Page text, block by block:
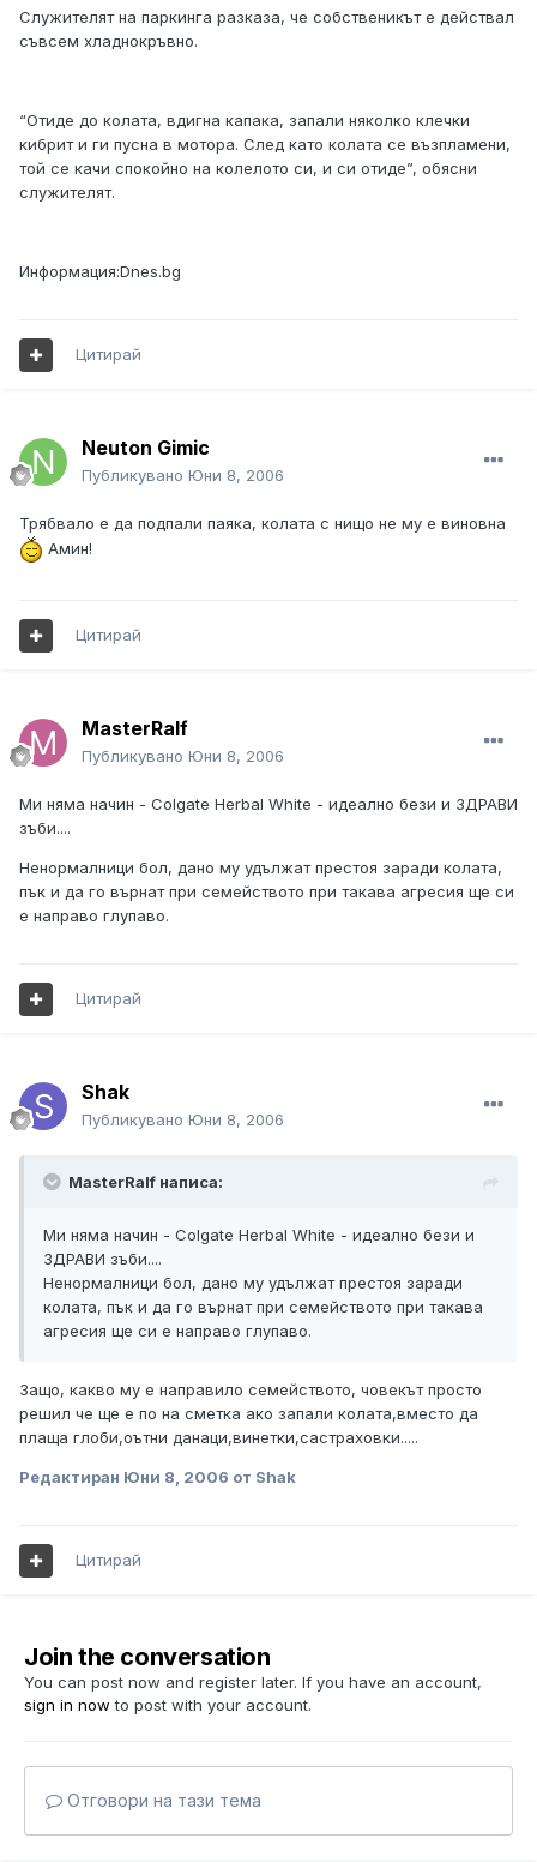
Служителят на паркинга разказа, че собственикът е действал
съвсем хладнокръвно.
“Отиде до колата, вдигна капака, запали няколко клечки
кибрит и ги пусна в мотора. След като колата се възпламени,
той се качи спокойно на колелото си, и си отиде”, обясни
служителят.
Информация:Dnes.bg
Цитирай
Neuton Gimic
Публикувано Юни 8, 2006
Трябвало е да подпали паяка, колата с нищо не му е виновна
Амин!
Цитирай
MasterRalf
Публикувано Юни 8, 2006
Ми няма начин - Colgate Herbal White - идеално бези и ЗДРАВИ
зъби....
Ненормалници бол, дано му удължат престоя заради колата,
пък и да го върнат при семейството при такава агресия ще си
е направо глупаво.
Цитирай
Shak
Публикувано Юни 8, 2006
MasterRalf написа:
Ми няма начин - Colgate Herbal White - идеално бези и
ЗДРАВИ зъби....
Ненормалници бол, дано му удължат престоя заради
колата, пък и да го върнат при семейството при такава
агресия ще си е направо глупаво.
Защо, какво му е направило семейството, човекът просто
решил че ще е по на сметка ако запали колата,вместо да
плаща глоби,оътни данаци,винетки,састраховки.....
Редактиран Юни 8, 2006 от Shak
Цитирай
Join the conversation
You can post now and register later. If you have an account,
sign in now to post with your account.
Отговори на тази тема